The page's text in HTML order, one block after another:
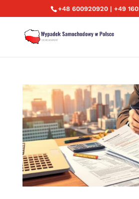
+48 600920920 | +49